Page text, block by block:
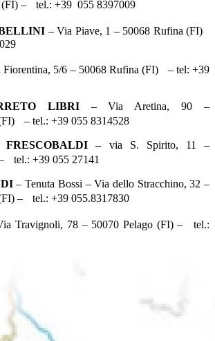
(FI) – tel.: +39 055 8397009
– Via Piave, 1 – 50068 Rufina (FI)
Fiorentina, 5/6 – 50068 Rufina (FI) – tel: +39
LIBRI– Via Aretina, 90 –
– tel.: +39 055 8314528
– via S. Spirito, 11 –
tel.: +39 055 27141
– Tenuta Bossi – Via dello Stracchino, 32 –
– tel.: +39 055.8317830
Travignoli, 78 – 50070 Pelago (FI) – tel.: